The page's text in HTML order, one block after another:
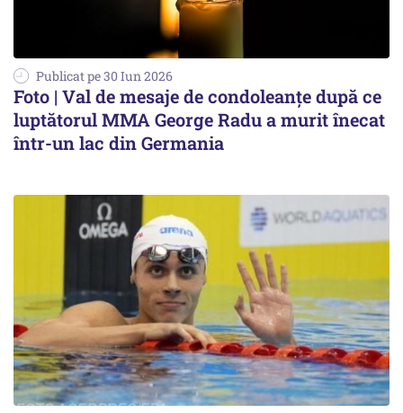
Publicat pe 30 Iun 2026
Foto | Val de mesaje de condoleanțe după ce
luptătorul MMA George Radu a murit înecat
într-un lac din Germania